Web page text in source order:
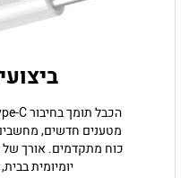
מטענים חדשים,
יומיומית